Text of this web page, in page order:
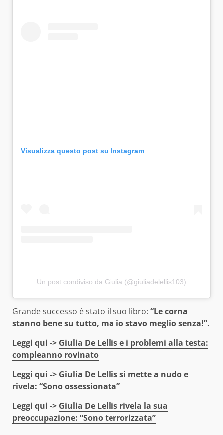
Visualizza questo post su Instagram
Un post condiviso da Giulia (@giuliadelellis103)
Grande successo è stato il suo libro: “Le corna
stanno bene su tutto, ma io stavo meglio senza!”.
Leggi qui -> Giulia De Lellis e i problemi alla testa:
compleanno rovinato
Leggi qui -> Giulia De Lellis si mette a nudo e
rivela: “Sono ossessionata”
Leggi qui -> Giulia De Lellis rivela la sua
preoccupazione: “Sono terrorizzata”